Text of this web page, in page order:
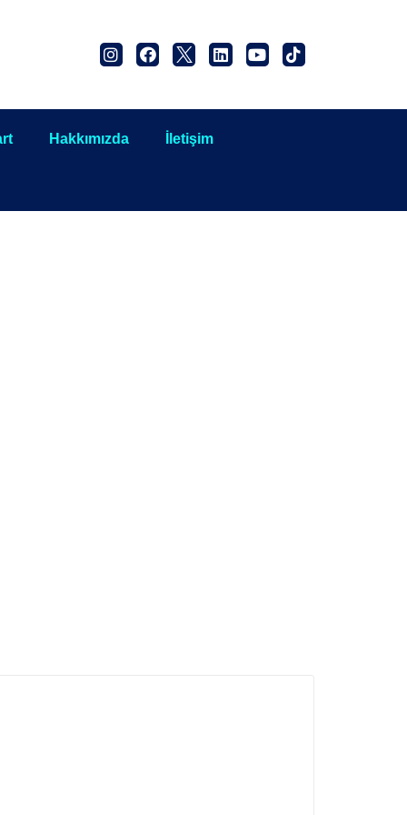
Hakkımızda İletişim